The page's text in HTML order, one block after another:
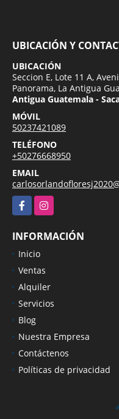
UBICACIÓN Y
UBICACIÓN
Seccion E, Lote 11 A,
Panorama, La Antigua
Antigua Guatemala -
MÓVIL
50237421089
TELÉFONO
+50276668950
EMAIL
FacebookInstagram
INFORMACIÓN
Inicio
Ventas
Alquiler
Servicios
Blog
Nuestra Empresa
Contáctenos
Políticas de privacidad